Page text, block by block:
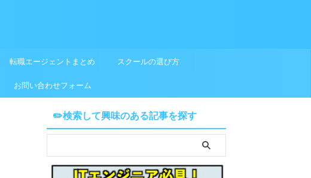
転職エージェントまとめ スクールの選び方
お問い合わせフォーム
✏️検索して興味のある記事を探す